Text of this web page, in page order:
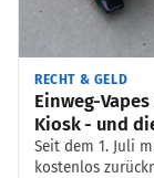
RECHT & GELD
Einweg-
Kiosk - und
Seit dem 1. Juli
kostenlos